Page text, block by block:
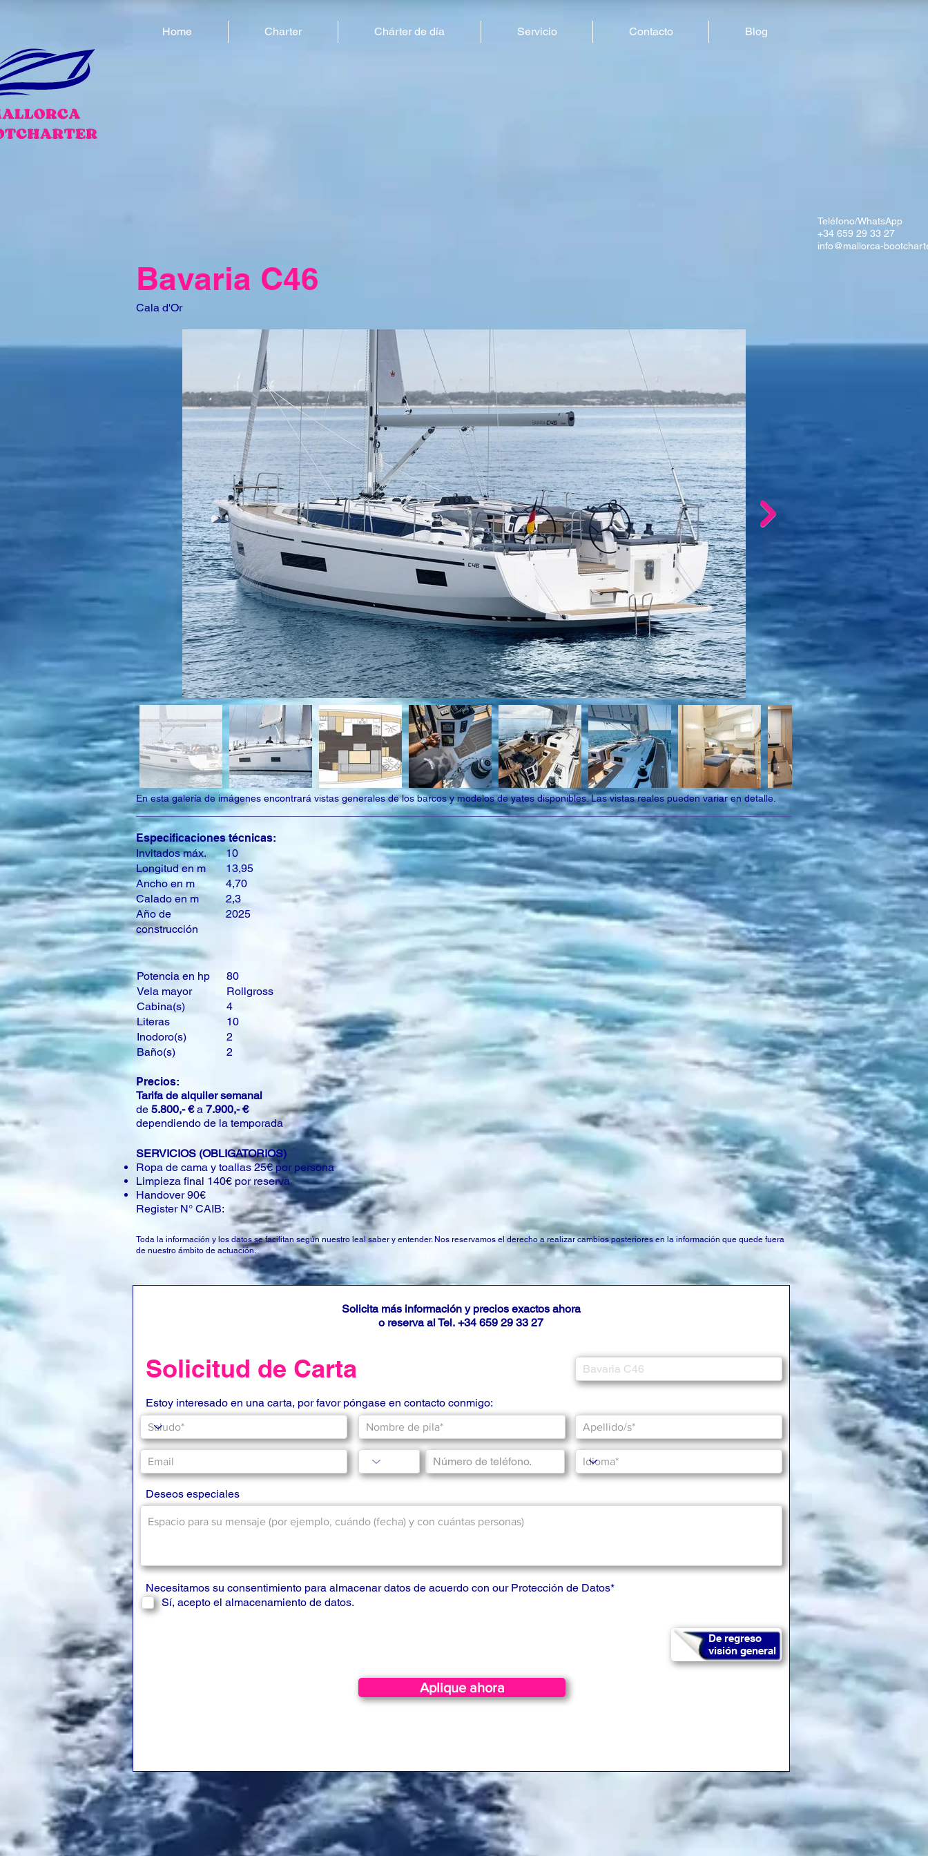
Home Charter Chárter de día Servicio Contacto Blog
Bavaria C46
Cala d'Or
En esta galería de imágenes encontrará vistas generales de los barcos y modelos de yates disponibles. Las vistas reales pueden variar en detalle.
Especificaciones técnicas:
Invitados máx.
Longitud en m
Ancho en m
Calado en m
Año de
construcción
10
13,95
4,70
2,3
2025
Potencia en hp
Vela mayor
Cabina(s)
Literas
Inodoro(s)
Baño(s)
80
Rollgross
4
10
2
2
Precios:
Tarifa de alquiler semanal
de 5.800,- €a 7.900,- €
dependiendo de la temporada
SERVICIOS (OBLIGATORIOS)
Ropa de cama y toallas 25€ por persona
Limpieza final 140€ por reserva
Handover 90€
Register N° CAIB:
Toda la información y los datos se facilitan según nuestro leal saber y entender. Nos reservamos el derecho a realizar cambios posteriores en la información que quede fuera
de nuestro ámbito de actuación.
Solicita más información y precios exactos ahora
o reserva al Tel. +34 659 29 33 27
Solicitud de Carta
Estoy interesado en una carta, por favor póngase en contacto conmigo:
Deseos especiales
Necesitamos su consentimiento para almacenar datos de acuerdo con our Protección de Datos*
Sí, acepto el almacenamiento de datos.
De regreso
visión general
Aplique ahora
Teléfono/WhatsApp
+34 659 29 33 27
info@mallorca-